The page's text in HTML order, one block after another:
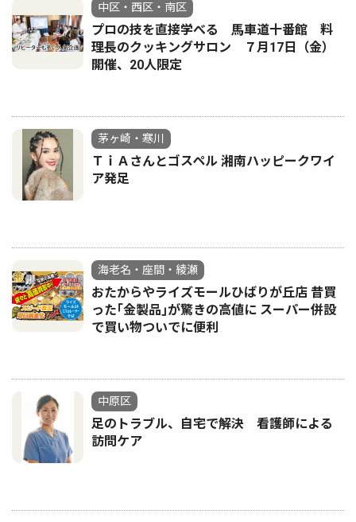
中区・西区・南区
プロの技を直接学べる 馬車道十番館 料
理長のクッキングサロン ７月17日（金）
開催、20人限定
茅ヶ崎・寒川
ＴｉＡさんとゴスペル 湘南ハッピークワイ
ア発足
海老名・座間・綾瀬
おたからやライズモールひばりが丘店 昔買
った｢金製品｣が驚きの高値に スーパー併設
で買い物ついでに便利
中原区
足のトラブル、自宅で解決 看護師による
訪問ケア